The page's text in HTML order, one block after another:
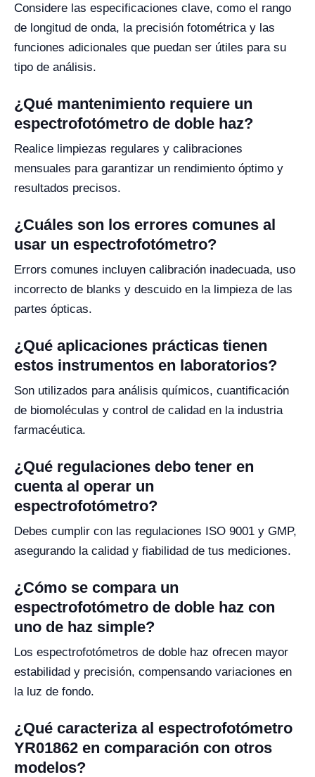
Considere las especificaciones clave, como el rango
de longitud de onda, la precisión fotométrica y las
funciones adicionales que puedan ser útiles para su
tipo de análisis.
¿Qué mantenimiento requiere un
espectrofotómetro de doble haz?
Realice limpiezas regulares y calibraciones
mensuales para garantizar un rendimiento óptimo y
resultados precisos.
¿Cuáles son los errores comunes al
usar un espectrofotómetro?
Errors comunes incluyen calibración inadecuada, uso
incorrecto de blanks y descuido en la limpieza de las
partes ópticas.
¿Qué aplicaciones prácticas tienen
estos instrumentos en laboratorios?
Son utilizados para análisis químicos, cuantificación
de biomoléculas y control de calidad en la industria
farmacéutica.
¿Qué regulaciones debo tener en
cuenta al operar un
espectrofotómetro?
Debes cumplir con las regulaciones ISO 9001 y GMP,
asegurando la calidad y fiabilidad de tus mediciones.
¿Cómo se compara un
espectrofotómetro de doble haz con
uno de haz simple?
Los espectrofotómetros de doble haz ofrecen mayor
estabilidad y precisión, compensando variaciones en
la luz de fondo.
¿Qué caracteriza al espectrofotómetro
YR01862 en comparación con otros
modelos?